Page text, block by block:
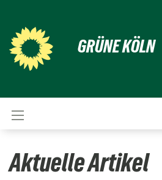
GRÜNE KÖLN
Aktuelle Artikel